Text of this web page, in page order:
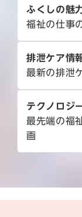
ふくしの魅
福祉の仕事
排泄ケア情
最新の排泄
テクノロジ
最先端の福
画